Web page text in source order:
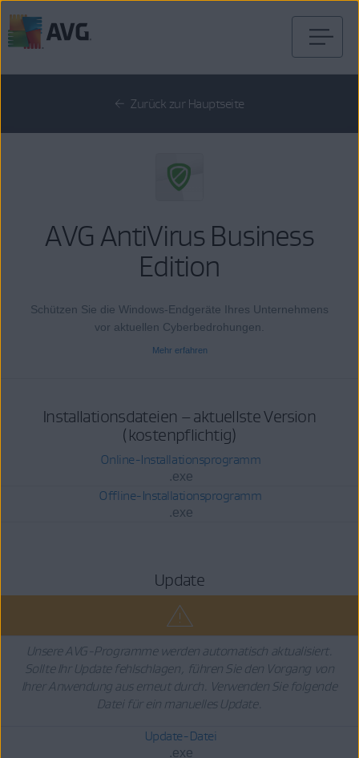
zum
Zurück zur Hauptseite
AVG AntiVirus Business
Edition
Schützen Sie die Windows-Endgeräte Ihres Unternehmens
vor aktuellen Cyberbedrohungen.
Mehr erfahren
Installationsdateien – aktuellste Version
(kostenpflichtig)
Online-Installationsprogramm
.exe
Offline-Installationsprogramm
.exe
Update
Unsere AVG-Programme werden automatisch aktualisiert.
Sollte Ihr Update fehlschlagen, führen Sie den Vorgang von
Ihrer Anwendung aus erneut durch. Verwenden Sie folgende
Datei für ein manuelles Update.
Update-Datei
.exe